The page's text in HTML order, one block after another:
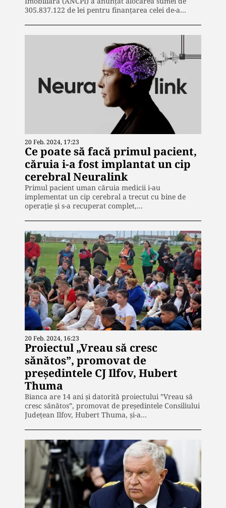
305.837.122 de lei pentru finanțarea celei de-a…
20 Feb. 2024, 17:23
Ce poate să facă primul pacient,
căruia i-a fost implantat un cip
cerebral Neuralink
Primul pacient uman căruia medicii i-au
implementat un cip cerebral a trecut cu bine de
operație și s-a recuperat complet,…
20 Feb. 2024, 16:23
Proiectul „Vreau să cresc
sănătos”, promovat de
președintele CJ Ilfov, Hubert
Thuma
Bianca are 14 ani și datorită proiectului ”Vreau să
cresc sănătos”, promovat de președintele Consiliului
Județean Ilfov, Hubert Thuma, și-a…